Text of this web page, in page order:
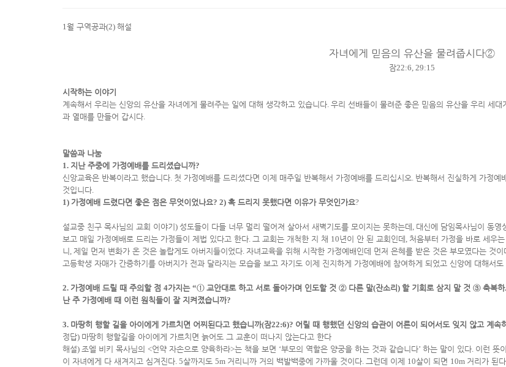
1월 구역공과(2) 해설
자녀에게 믿음의 유산을 물려줍시다②
잠22:6, 29:15
시작하는 이야기
계속해서 우리는 신앙의 유산을 자녀에게 물려주는 일에 대해 생각하고 있습니다. 우리 선배들이 물려준 좋은 믿음의 유산을 우리 세대
과 열매를 만들어 갑시다.
말씀과 나눔
1. 지난 주중에 가정예배를 드리셨습니까?
신앙교육은 반복이라고 했습니다. 첫 가정예배를 드리셨다면 이제 매주일 반복해서 가정예배를 드리십시오. 반복해서 진실하게 가정예
것입니다.
1) 가정예배 드렸다면 좋은 점은 무엇이었나요? 2) 혹 드리지 못했다면 이유가 무엇인가요?
설교중 친구 목사님의 교회 이야기 ) 성도들이 다들 너무 멀리 떨어져 살아서 새벽기도를 모이지는 못하는데 , 대신에 담임목사님이 동영
보고 매일 가정예배로 드리는 가정들이 제법 있다고 한다. 그 교회는 개척한 지 채 10년이 안 된 교회인데 , 처음부터 가정을 바로 세우
니 , 제일 먼저 변화가 온 것은 놀랍게도 아버지들이었다. 자녀교육을 위해 시작한 가정예배인데 먼저 은혜를 받은 것은 부모였다는 것이
고등학생 자매가 간증하기를 아버지가 전과 달라지는 모습을 보고 자기도 이제 진지하게 가정예배에 참여하게 되었고 신앙에 대해서
2. 가정예배 드릴 때 주의할 점 4가지는 “① 교안대로 하고 서로 돌아가며 인도할 것 ② 다른 말(잔소리) 할 기회로 삼지 말 것 ③ 축복
난 주 가정예배 때 이런 원칙들이 잘 지켜졌습니까?
3. 마땅히 행할 길을 아이에게 가르치면 어찌된다고 했습니까(잠22:6)? 어릴 때 행했던 신앙의 습관이 어른이 되어서도 잊지 않고 계속
정답) 마땅히 행할길을 아이에게 가르치면 늙어도 그 교훈이 떠나지 않는다고 한다
해설) 조엘 비키 목사님의 <언약 자손으로 양육하라>는 책을 보면 ‘부모의 역할은 양궁을 하는 것과 같습니다’ 하는 말이 있다. 이런 뜻
이 자녀에게 다 새겨지고 심겨진다. 5살까지도 5m 거리니까 거의 백발백중에 가까울 것이다. 그런데 이제 10살이 되면 10m 거리가 된다